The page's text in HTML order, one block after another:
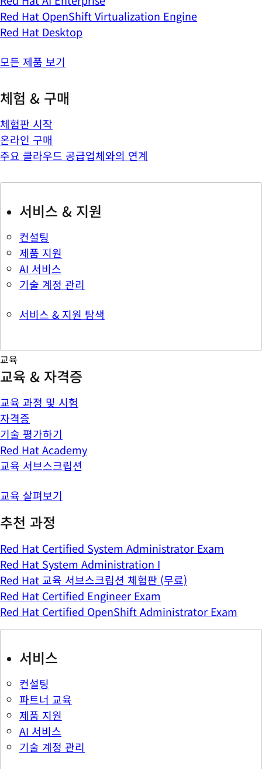
Red Hat OpenShift Virtualization Engine
Red Hat Desktop
모든 제품 보기
체험 & 구매
체험판 시작
온라인 구매
주요 클라우드 공급업체와의 연계
서비스 & 지원
컨설팅
제품 지원
AI 서비스
기술 계정 관리
서비스 & 지원 탐색
교육
교육 & 자격증
교육 과정 및 시험
자격증
기술 평가하기
Red Hat Academy
교육 서브스크립션
교육 살펴보기
추천 과정
Red Hat Certified System Administrator Exam
Red Hat System Administration I
Red Hat 교육 서브스크립션 체험판 (무료)
Red Hat Certified Engineer Exam
Red Hat Certified OpenShift Administrator Exam
서비스
컨설팅
파트너 교육
제품 지원
AI 서비스
기술 계정 관리